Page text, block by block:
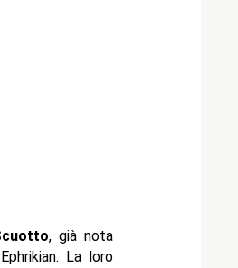
, già nota
La loro